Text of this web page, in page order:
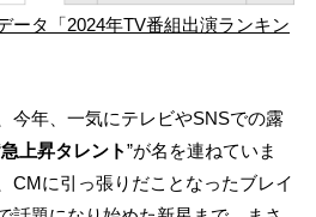
ータ「2024年TV番組出演ランキン
今年、一気にテレビやSNSでの露
急上昇タレント”が名を連ねていま
CMに引っ張りだことなったブレイ